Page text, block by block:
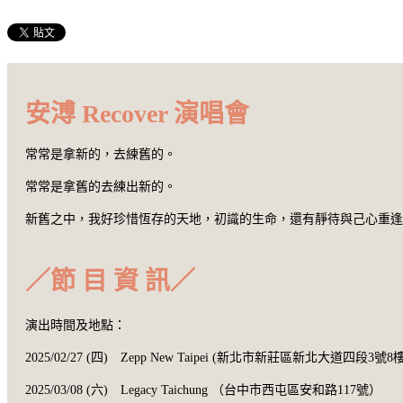
安溥 Recover 演唱會
常常是拿新的，去練舊的。
常常是拿舊的去練出新的。
新舊之中，我好珍惜恆存的天地，初識的生命，還有靜待與己心重逢
／節 目 資 訊／
演出時間及地點：
2025/02/27 (四) Zepp New Taipei (新北市新莊區新北大道四段3號8
2025/03/08 (六) Legacy Taichung （台中市西屯區安和路117號）